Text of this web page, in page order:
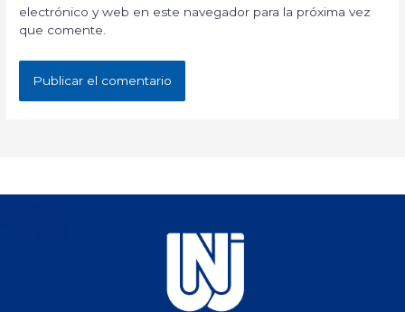
electrónico y web en este navegador para la próxima vez
que comente.